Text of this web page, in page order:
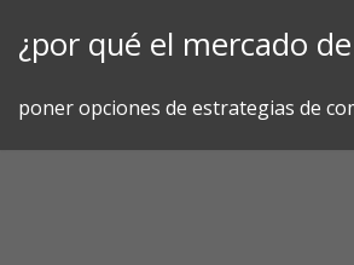
¿por qué el mercado
poner opciones de estrategias de